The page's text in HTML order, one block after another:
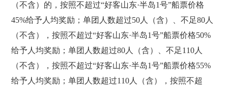
（不含）的，按照不超过“好客山东·半岛1号”船票价格
45%给予人均奖励；单团人数超过50人（含）、不足80人
（不含），按照不超过“好客山东·半岛1号”船票价格50%
给予人均奖励；单团人数超过80人（含）、不足110人
（不含），按照不超过“好客山东·半岛1号”船票价格55%
给予人均奖励；单团人数超过110人（含），按照不超